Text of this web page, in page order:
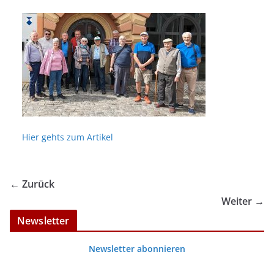
Hier gehts zum Artikel
← Zurück
Weiter →
Newsletter
Newsletter abonnieren